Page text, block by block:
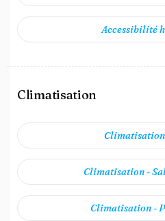
Accessibilité
Climatisation
Climatisation -
Climatisation -